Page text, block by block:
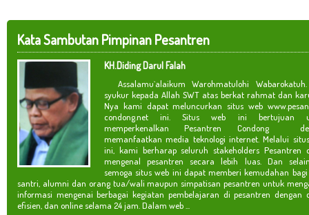
Kata Sambutan Pimpinan Pesantren
KH.Diding Darul Falah
Assalamu`alaikum Warohmatulohi
syukur kepada Allah SWT atas berkat rahmat dan
Nya kami dapat meluncurkan situs web
condong.net ini. Situs web ini bertujuan
memperkenalkan Pesantren Condong
memanfaatkan media teknologi internet. Melalui
ini, kami berharap seluruh stakeholders Pesantren
mengenal pesantren secara lebih luas. Dan
semoga situs web ini dapat memberi kemudahan
santri, alumni dan orang tua/wali maupun simpatisan pesantren untuk
informasi mengenai berbagai kegiatan pembelajaran di pesantren dengan
efisien, dan online selama 24 jam. Dalam web ...